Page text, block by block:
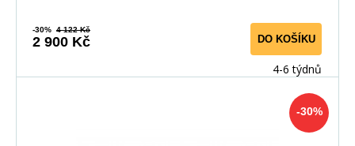
-30% 4 122 Kč
2 900 Kč DO KOŠÍKU
4-6 týdnů
-30%